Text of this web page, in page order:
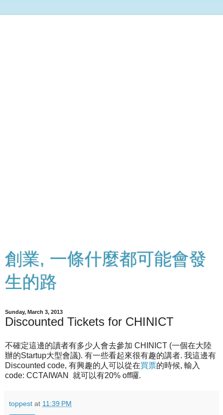
創業, 一條什麼都可能會發
生的路
Sunday, March 3, 2013
Discounted Tickets for CHINICT
不確定這邊的讀者有多少人會去參加 CHINICT (一個在大陸
辦的Startup大型會議). 有一些看起來很有趣的講者. 我這邊有
Discounted code, 有興趣的人可以從在買票的時候, 輸入
code: CCTAIWAN 就可以有20% off囉.
toppest at 11:39 PM